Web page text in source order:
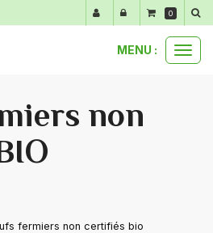
MENU :
non
fermiers non certifiés bio
0